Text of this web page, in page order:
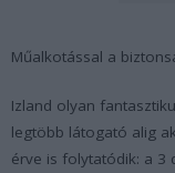
Műalkotással a
Izland olyan
legtöbb látogató alig
érve is folytatódik: a 3